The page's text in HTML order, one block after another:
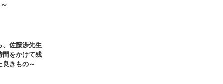
、佐藤渉先生
間をかけて残
良きもの～